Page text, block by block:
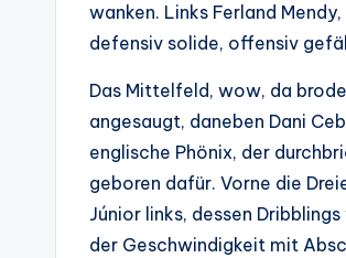
wanken. Links Ferland
defensiv solide, offensiv
Das Mittelfeld, wow, da
angesaugt, daneben Dani
englische Phönix, der
geboren dafür. Vorne die
Júnior links, dessen
der Geschwindigkeit mit